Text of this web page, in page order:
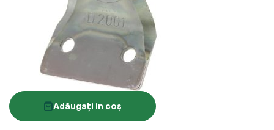
Adăugați in coș